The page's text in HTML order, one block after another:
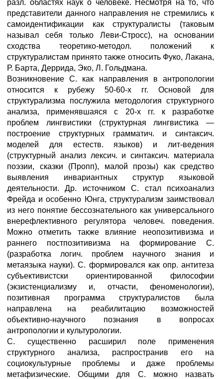
разл. областях наук о человеке. Несмотря на то, что
представители данного направления не стремились к
самоидентификации как структуралисты (таковым
называл себя только Леви-Стросс), на основании
сходства теоретико-методол. положений к
структуралистам принято также относить Фуко, Лакана,
Р. Барта, Деррида, Эко, Л. Гольдмана.
Возникновение С. как направления в антропологии
относится к рубежу 50-60-х гг. Основой для
структурализма послужила методология структурного
анализа, применявшаяся с 20-х гг. к разработке
проблем лингвистики (структурная лингвистика —
построение структурных грамматич. и синтаксич.
моделей для естеств. языков) и лит-ведения
(структурный анализ лексич. и синтаксич. материала
поэзии, сказки (Пропп), малой прозы) как средство
выявления инвариантных структур языковой
деятельности. Др. источником С. стал психоанализ
Фрейда и особенно Юнга, структурализм заимствовал
из него понятие бессознательного как универсального
внерефлективного регулятора человеч. поведения.
Можно отметить также влияние неопозитивизма и
раннего постпозитивизма на формирование С.
(разработка логич. проблем научного знания и
метаязыка науки). С. формировался как опр. антитеза
субъективистски ориентированной философии
(экзистенциализму и, отчасти, феноменологии),
позитивная программа структуралистов была
направлена на реабилитацию возможностей
объективно-научного познания в вопросах
антропологии и культурологии.
С. существенно расширил поле применения
структурного анализа, распространив его на
социокультурные проблемы и даже проблемы
метафизические. Общими для С. можно назвать